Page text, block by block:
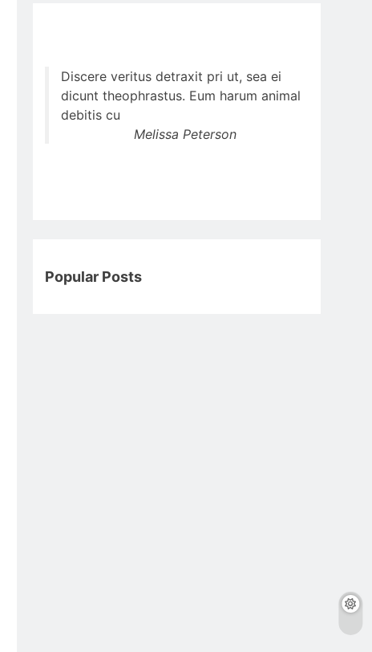
Discere veritus detraxit pri ut, sea ei
dicunt theophrastus. Eum harum animal
debitis cu
Melissa Peterson
Popular Posts